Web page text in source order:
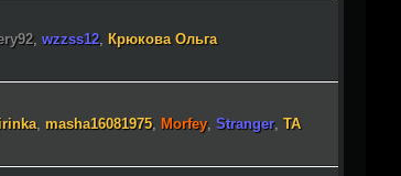
wzzss12 Крюкова Ольга
, masha16081975, Morfey, Stranger, TA